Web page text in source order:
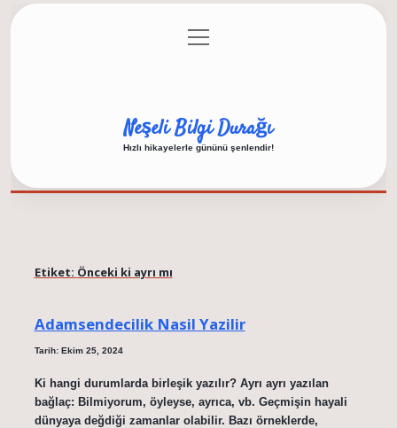
Gizlilik Politikası
menüyü
aç
Neşeli Bilgi Durağı
Hızlı hikayelerle gününü şenlendir!
Etiket: Önceki ki ayrı mı
Adamsendecilik Nasil Yazilir
Tarih: Ekim 25, 2024
Ki hangi durumlarda birleşik yazılır? Ayrı ayrı yazılan
bağlaç: Bilmiyorum, öyleyse, ayrıca, vb. Geçmişin hayali
dünyaya değdiği zamanlar olabilir. Bazı örneklerde,